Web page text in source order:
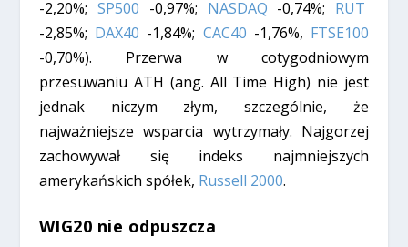
-2,20%; SP500 -0,97%; NASDAQ -0,74%; RUT
-2,85%; DAX40 -1,84%; CAC40 -1,76%, FTSE100
-0,70%). Przerwa w cotygodniowym
przesuwaniu ATH (ang. All Time High) nie jest
jednak niczym złym, szczególnie, że
najważniejsze wsparcia wytrzymały. Najgorzej
zachowywał się indeks najmniejszych
amerykańskich spółek, Russell 2000.
WIG20 nie odpuszcza